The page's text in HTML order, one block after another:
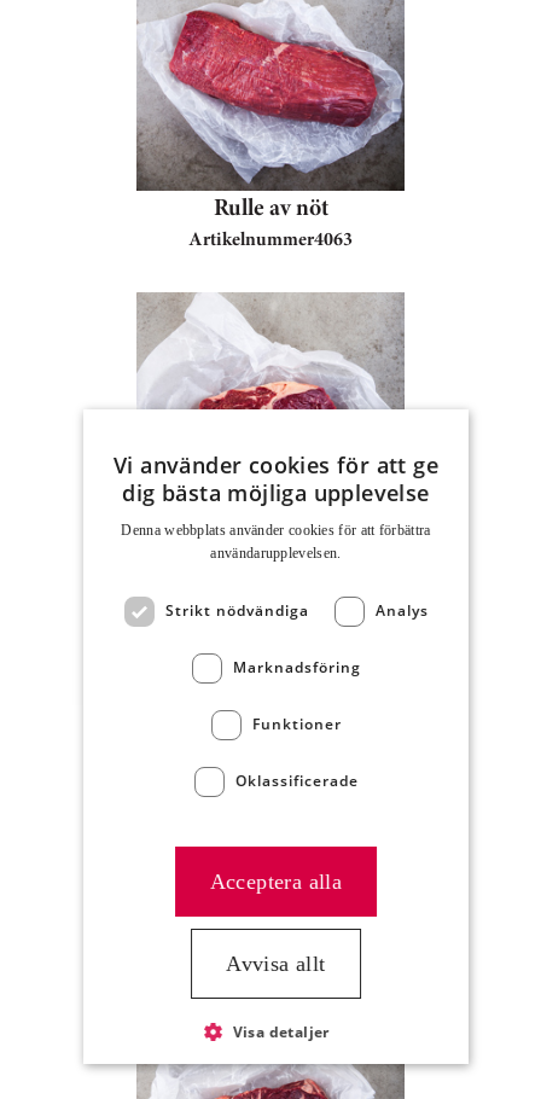
Rulle av nöt
Artikelnummer4063
Entrecôte av nöt,
Artikelnummer 8845
Ryggbiff av nöt, m
kappa, premium plus
Artikelnummer8846
Vi använder cookies för att ge
dig bästa möjliga upplevelse
Denna webbplats använder cookies för att för­bättra
användar­upplevelsen.
Strikt nödvändiga Analys
Marknadsföring
Funktioner
Oklassificerade
Acceptera alla
Avvisa allt
Visa detaljer